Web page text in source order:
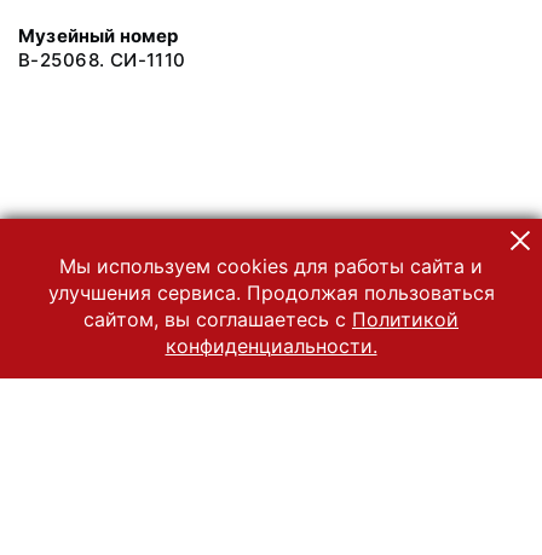
Музейный номер
В-25068. СИ-1110
Мы используем cookies для работы сайта и
улучшения сервиса. Продолжая пользоваться
сайтом, вы соглашаетесь с Политикой
конфиденциальности.